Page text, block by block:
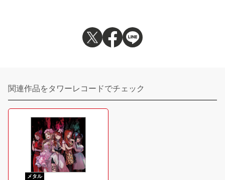
関連作品をタワーレコードでチェック
メタル